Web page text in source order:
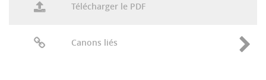
Télécharger le PDF
Canons liés